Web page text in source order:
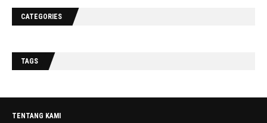
CATEGORIES
TAGS
TENTANG KAMI